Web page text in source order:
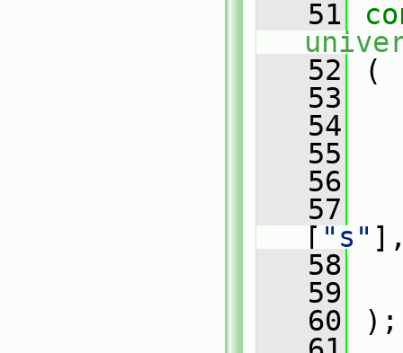
   51
   52
(
   53
   54
   55
   56
   57
[ "s"
   58
   59
   60
);